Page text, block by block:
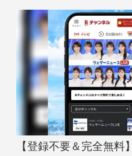
【登録不要＆完全無料